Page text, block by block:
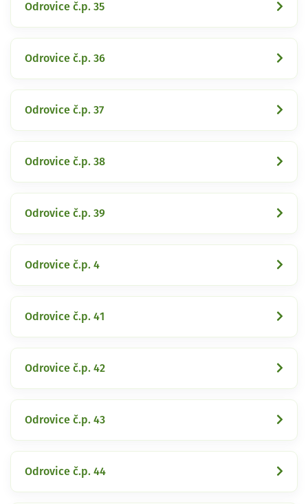
Odrovice č.p. 35
Odrovice č.p. 36
Odrovice č.p. 37
Odrovice č.p. 38
Odrovice č.p. 39
Odrovice č.p. 4
Odrovice č.p. 41
Odrovice č.p. 42
Odrovice č.p. 43
Odrovice č.p. 44